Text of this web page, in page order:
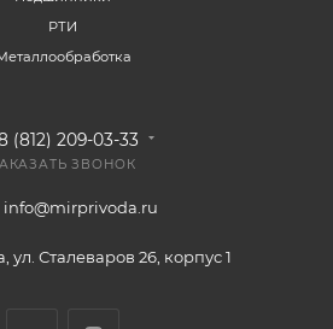
РТИ
(812) 209-03-33
ЗВОНОК
info@mirprivoda.ru
ул. Сталеваров 26, корпус 1